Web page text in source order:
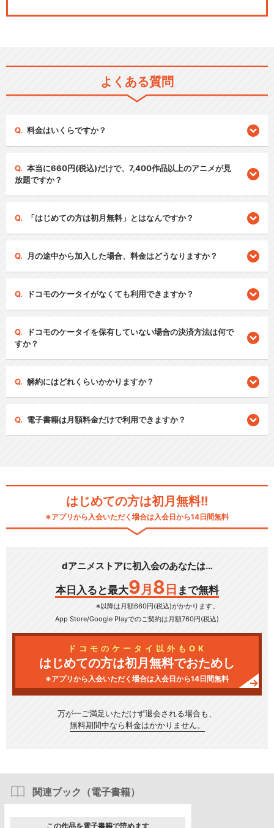
よくある質問
料金はいくらですか？
本当に660円(税込)だけで、7,400作品以上のアニメが見
放題ですか？
「はじめての方は初月無料」とはなんですか？
月の途中から加入した場合、料金はどうなりますか？
ドコモのケータイがなくても利用できますか？
ドコモのケータイを保有していない場合の決済方法は何で
すか？
解約にはどれくらいかかりますか？
電子書籍は月額料金だけで利用できますか？
はじめての方は初月無料!!
※アプリから入会いただく場合は入会日から14日間無料
dアニメストアに初入会のあなたは…
本日入ると最大9 月 8 日 まで無料
※以降は月額660円(税込)がかかります。
App Store/Google Playでのご契約は月額760円(税込)
ドコモのケータイ以外もOK
はじめての方は初月無料でおためし
※アプリから入会いただく場合は入会日から14日間無料
万が一ご満足いただけず退会される場合も、
無料期間中なら料金はかかりません。
関連ブック（電子書籍）
この作品を電子書籍で読めます